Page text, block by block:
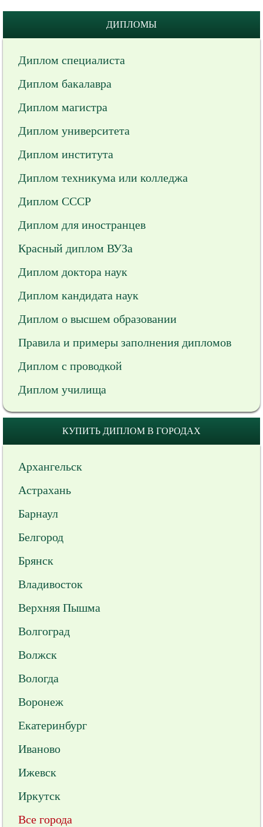
ДИПЛОМЫ
Диплом специалиста
Диплом бакалавра
Диплом магистра
Диплом университета
Диплом института
Диплом техникума или колледжа
Диплом СССР
Диплом для иностранцев
Красный диплом ВУЗа
Диплом доктора наук
Диплом кандидата наук
Диплом о высшем образовании
Правила и примеры заполнения дипломов
Диплом с проводкой
Диплом училища
КУПИТЬ ДИПЛОМ В ГОРОДАХ
Архангельск
Астрахань
Барнаул
Белгород
Брянск
Владивосток
Верхняя Пышма
Волгоград
Волжск
Вологда
Воронеж
Екатеринбург
Иваново
Ижевск
Иркутск
Все города